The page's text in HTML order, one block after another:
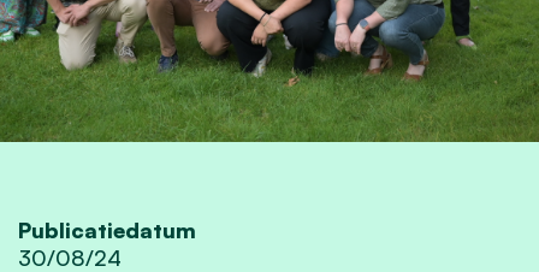
Publicatiedatum
30/08/24